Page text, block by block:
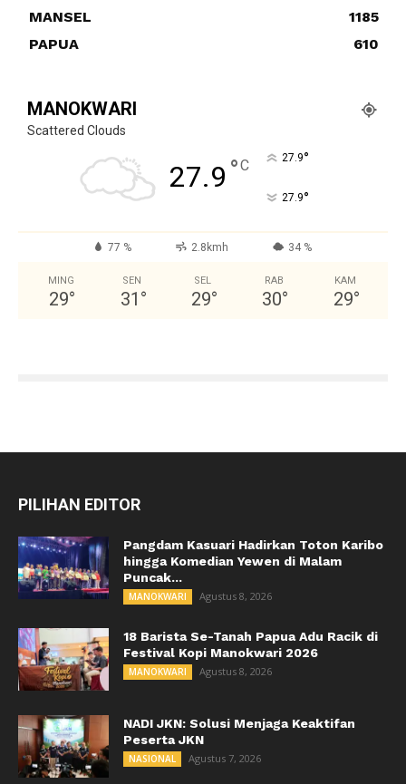
MANSEL
1185
PAPUA
610
MANOKWARI
Scattered Clouds
27.9 °C 27.9°
27.9°
77 % 2.8kmh 34 %
MING
29°
SEN
31 °
SEL
29°
RAB
30°
KAM
29°
PILIHAN EDITOR
Pangdam Kasuari Hadirkan Toton Karibo
hingga Komedian Yewen di Malam
Puncak...
MANOKWARI Agustus 8, 2026
18 Barista Se-Tanah Papua Adu Racik di
Festival Kopi Manokwari 2026
MANOKWARI Agustus 8, 2026
NADI JKN: Solusi Menjaga Keaktifan
Peserta JKN
NASIONAL Agustus 7, 2026